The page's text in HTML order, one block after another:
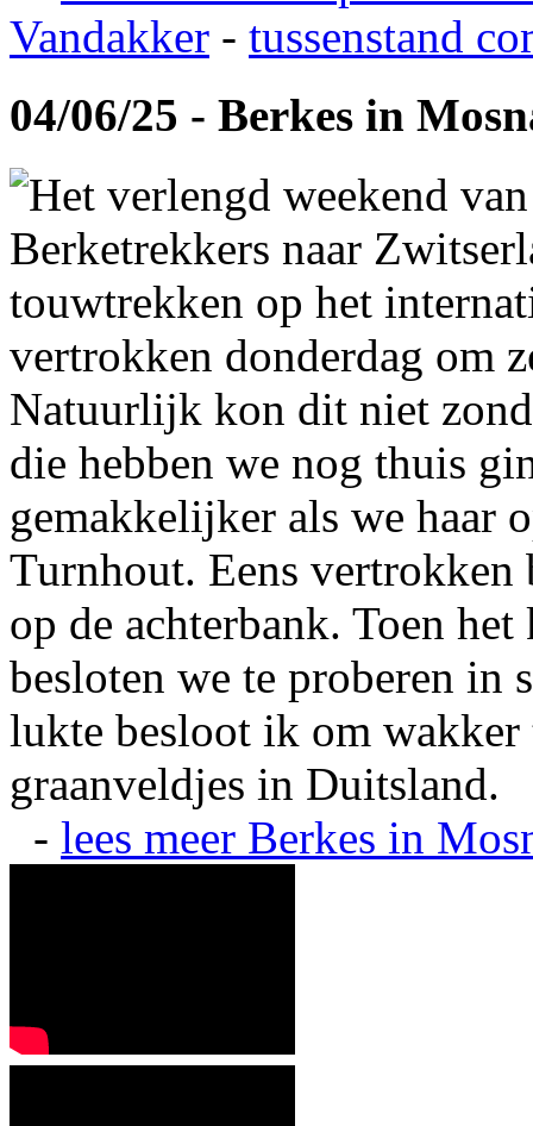
Vandakker - tussenstand
04/06/25 - Berkes in
Het verlengd weekend
Berketrekkers naar
touwtrekken op het
vertrokken donderdag om
Natuurlijk kon dit niet
die hebben we nog thuis
gemakkelijker als we haar
Turnhout. Eens vertrokken
op de achterbank. Toen
besloten we te proberen in
lukte besloot ik om
graanveldjes in Duitsland.
- lees meer Berkes in